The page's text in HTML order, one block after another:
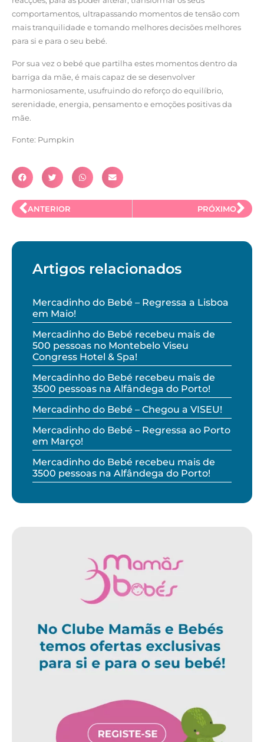
comportamentos, ultrapassando momentos de tensão com
mais tranquilidade e tomando melhores decisões melhores
para si e para o seu bebé.
Por sua vez o bebé que partilha estes momentos dentro da
barriga da mãe, é mais capaz de se desenvolver
harmoniosamente, usufruindo do reforço do equilíbrio,
serenidade, energia, pensamento e emoções positivas da
mãe.
Fonte: Pumpkin
ANTERIOR PRÓXIMO
Artigos relacionados
Mercadinho do Bebé – Regressa a Lisboa
em Maio!
Mercadinho do Bebé recebeu mais de
500 pessoas no Montebelo Viseu
Congress Hotel & Spa!
Mercadinho do Bebé recebeu mais de
3500 pessoas na Alfândega do Porto!
Mercadinho do Bebé – Chegou a VISEU!
Mercadinho do Bebé – Regressa ao Porto
em Março!
Mercadinho do Bebé recebeu mais de
3500 pessoas na Alfândega do Porto!